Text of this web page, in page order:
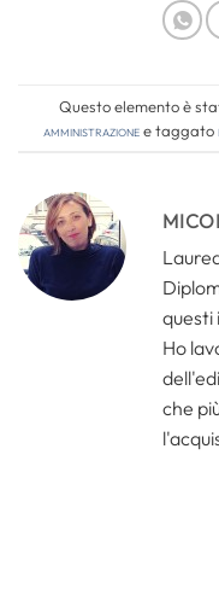
Questo elemento è
amministrazionee taggato
questi
Ho
che